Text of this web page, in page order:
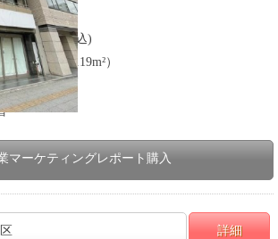
他
円(税込)
坪（約37.19m²）
手線 徒歩1分
都千代田区
マーケティングレポート購入
詳細